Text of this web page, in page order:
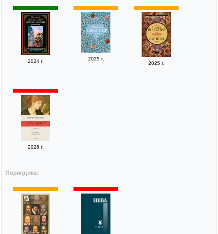
2024 г.
2025 г.
2025 г.
2026 г.
Периодика: